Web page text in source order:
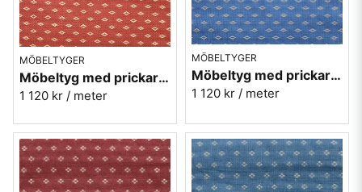
MÖBELTYGER
Möbeltyg med prickar - Orion nr.30 ljusröd
1 120 kr / meter
MÖBELTYGER
Möbeltyg med prickar - Orion nr.50 blå
1 120 kr / meter